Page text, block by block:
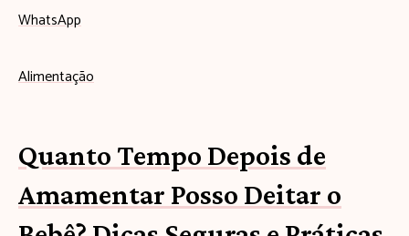
WhatsApp
Alimentação
Quanto Tempo Depois de
Amamentar Posso Deitar o